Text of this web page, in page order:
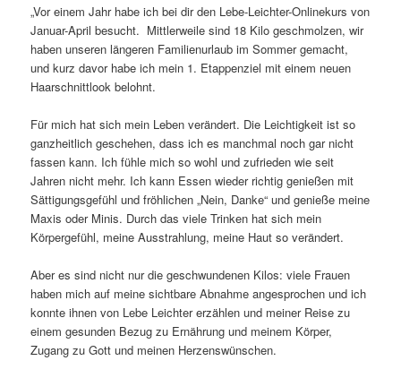
„Vor einem Jahr habe ich bei dir den Lebe-Leichter-Onlinekurs von
Januar-April besucht. Mittlerweile sind 18 Kilo geschmolzen, wir
haben unseren längeren Familienurlaub im Sommer gemacht,
und kurz davor habe ich mein 1. Etappenziel mit einem neuen
Haarschnittlook belohnt.
Für mich hat sich mein Leben verändert. Die Leichtigkeit ist so
ganzheitlich geschehen, dass ich es manchmal noch gar nicht
fassen kann. Ich fühle mich so wohl und zufrieden wie seit
Jahren nicht mehr. Ich kann Essen wieder richtig genießen mit
Sättigungsgefühl und fröhlichen „Nein, Danke“ und genieße meine
Maxis oder Minis. Durch das viele Trinken hat sich mein
Körpergefühl, meine Ausstrahlung, meine Haut so verändert.
Aber es sind nicht nur die geschwundenen Kilos: viele Frauen
haben mich auf meine sichtbare Abnahme angesprochen und ich
konnte ihnen von Lebe Leichter erzählen und meiner Reise zu
einem gesunden Bezug zu Ernährung und meinem Körper,
Zugang zu Gott und meinen Herzenswünschen.